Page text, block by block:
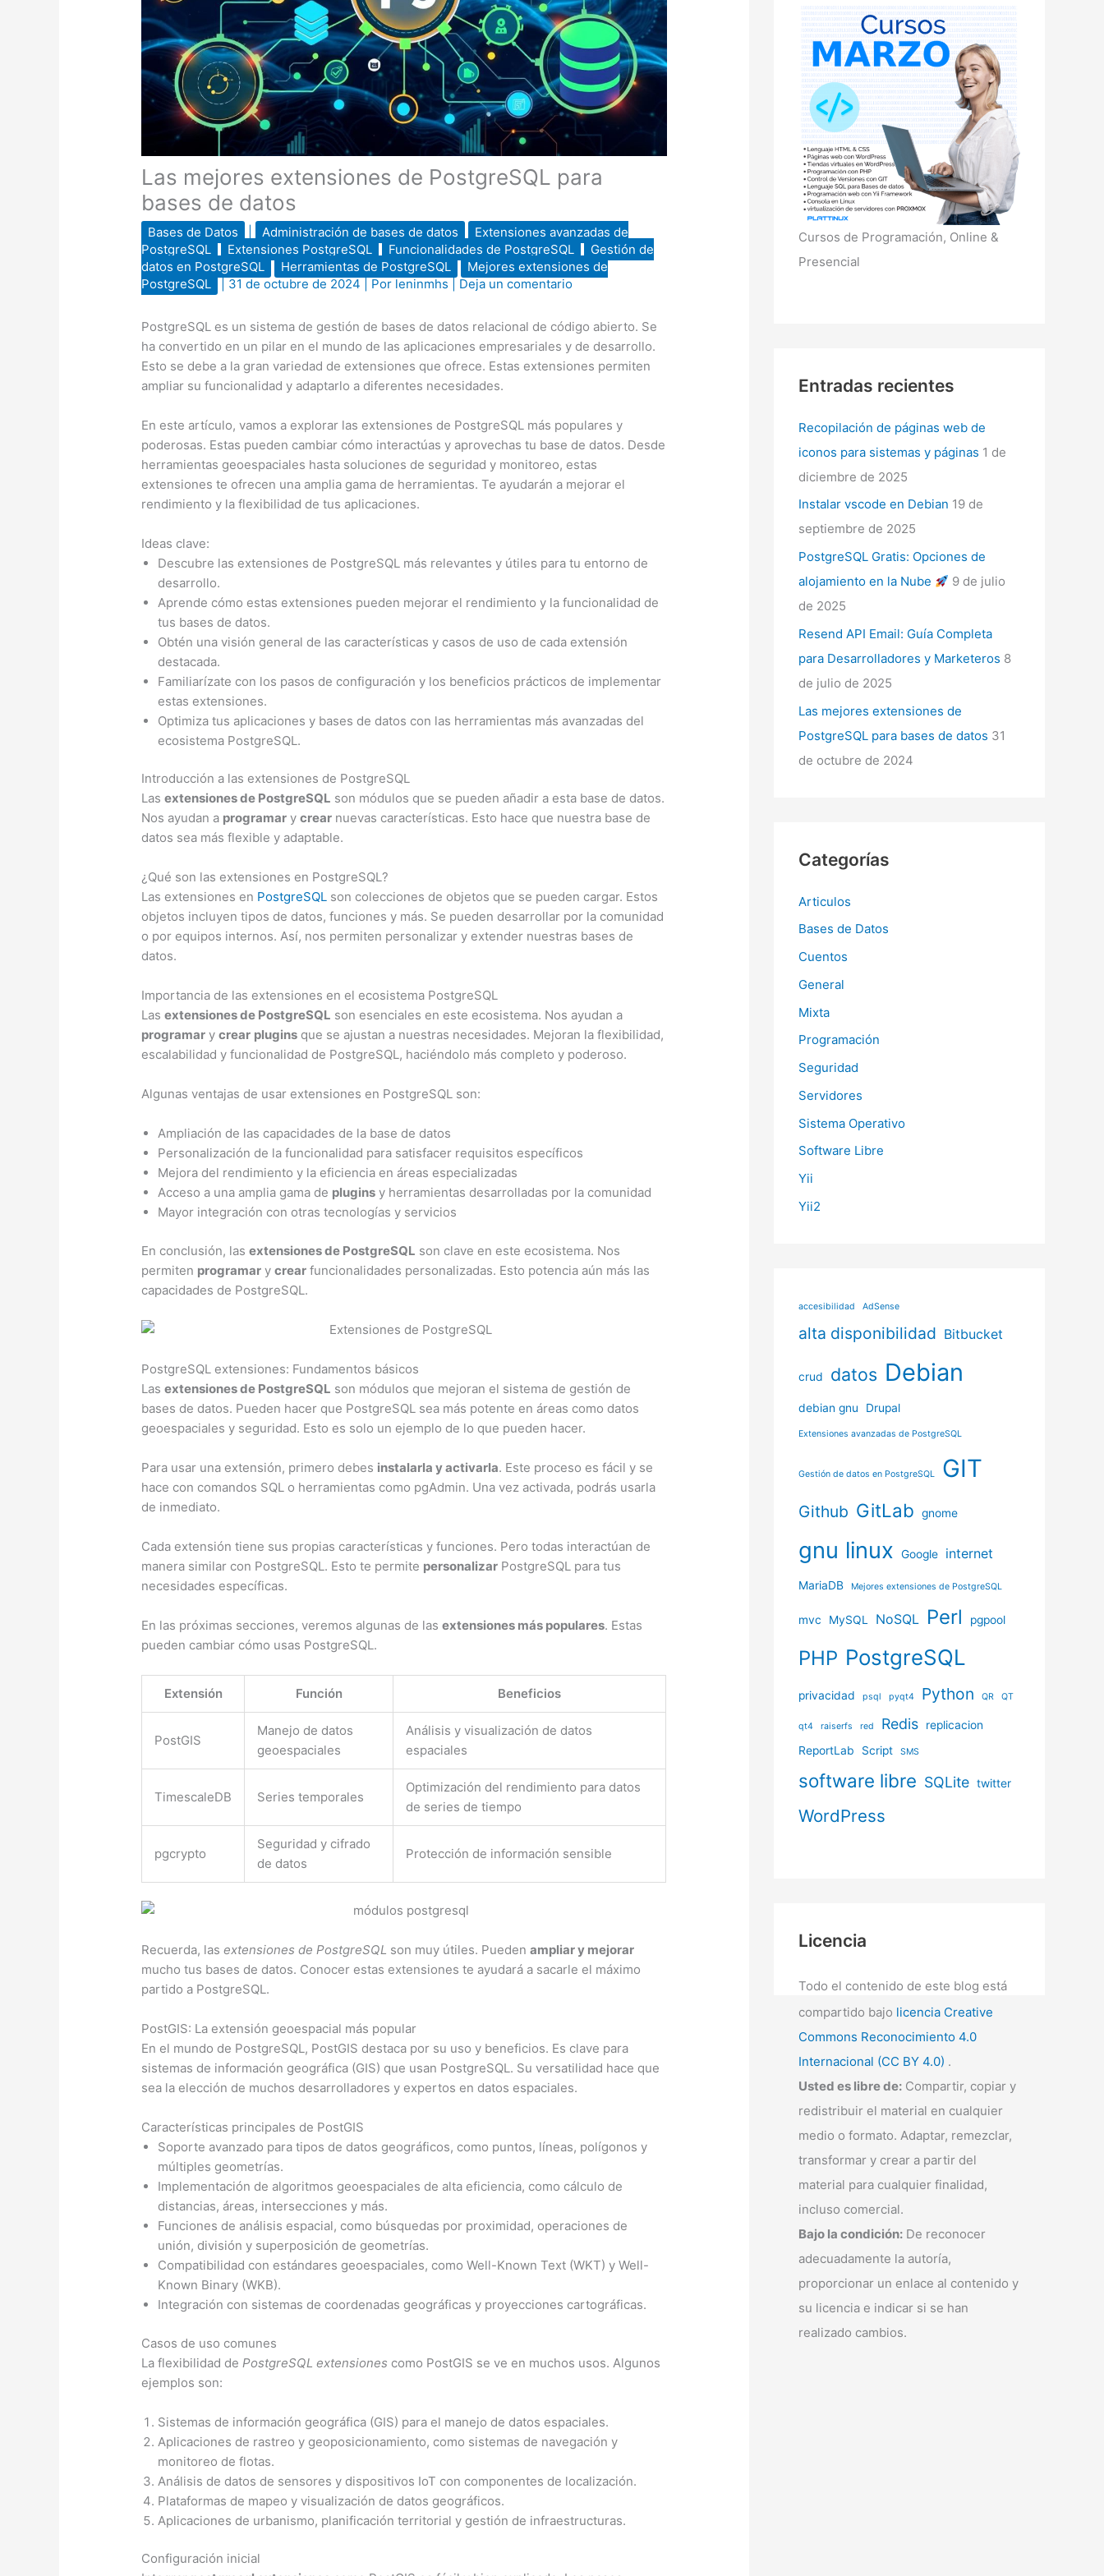
Las mejores extensiones de PostgreSQL para
bases de datos
Bases de Datos Administración de bases de datos
Extensiones avanzadas de
PostgreSQL
Extensiones PostgreSQL Funcionalidades de PostgreSQL
Gestión de
datos en PostgreSQL
Herramientas de PostgreSQL
Mejores extensiones de
PostgreSQL
31 de octubre de 2024 | Por leninmhs Deja un comentario
PostgreSQL es un sistema de gestión de bases de datos relacional de código abierto. Se
ha convertido en un pilar en el mundo de las aplicaciones empresariales y de desarrollo.
Esto se debe a la gran variedad de extensiones que ofrece. Estas extensiones permiten
ampliar su funcionalidad y adaptarlo a diferentes necesidades.
En este artículo, vamos a explorar las extensiones de PostgreSQL más populares y
poderosas. Estas pueden cambiar cómo interactúas y aprovechas tu base de datos. Desde
herramientas geoespaciales hasta soluciones de seguridad y monitoreo, estas
extensiones te ofrecen una amplia gama de herramientas. Te ayudarán a mejorar el
rendimiento y la flexibilidad de tus aplicaciones.
Ideas clave:
Descubre las extensiones de PostgreSQL más relevantes y útiles para tu entorno de
desarrollo.
Aprende cómo estas extensiones pueden mejorar el rendimiento y la funcionalidad de
tus bases de datos.
Obtén una visión general de las características y casos de uso de cada extensión
destacada.
Familiarízate con los pasos de configuración y los beneficios prácticos de implementar
estas extensiones.
Optimiza tus aplicaciones y bases de datos con las herramientas más avanzadas del
ecosistema PostgreSQL.
Introducción a las extensiones de PostgreSQL
Lasextensiones de PostgreSQL son módulos que se pueden añadir a esta base de datos.
Nos ayudan a programar ycrear nuevas características. Esto hace que nuestra base de
datos sea más flexible y adaptable.
¿Qué son las extensiones en PostgreSQL?
Las extensiones en PostgreSQL son colecciones de objetos que se pueden cargar. Estos
objetos incluyen tipos de datos, funciones y más. Se pueden desarrollar por la comunidad
o por equipos internos. Así, nos permiten personalizar y extender nuestras bases de
datos.
Importancia de las extensiones en el ecosistema PostgreSQL
Lasextensiones de PostgreSQL son esenciales en este ecosistema. Nos ayudan a
programar ycrear plugins que se ajustan a nuestras necesidades. Mejoran la flexibilidad,
escalabilidad y funcionalidad de PostgreSQL, haciéndolo más completo y poderoso.
Algunas ventajas de usar extensiones en PostgreSQL son:
Ampliación de las capacidades de la base de datos
Personalización de la funcionalidad para satisfacer requisitos específicos
Mejora del rendimiento y la eficiencia en áreas especializadas
Acceso a una amplia gama de plugins y herramientas desarrolladas por la comunidad
Mayor integración con otras tecnologías y servicios
En conclusión, lasextensiones de PostgreSQL son clave en este ecosistema. Nos
permiten programar ycrear funcionalidades personalizadas. Esto potencia aún más las
capacidades de PostgreSQL.
PostgreSQL extensiones: Fundamentos básicos
Lasextensiones de PostgreSQL son módulos que mejoran el sistema de gestión de
bases de datos. Pueden hacer que PostgreSQL sea más potente en áreas como datos
geoespaciales y seguridad. Esto es solo un ejemplo de lo que pueden hacer.
Para usar una extensión, primero debes instalarla y activarla. Este proceso es fácil y se
hace con comandos SQL o herramientas como pgAdmin. Una vez activada, podrás usarla
de inmediato.
Cada extensión tiene sus propias características y funciones. Pero todas interactúan de
manera similar con PostgreSQL. Esto te permite personalizar PostgreSQL para tus
necesidades específicas.
En las próximas secciones, veremos algunas de lasextensiones más populares. Estas
pueden cambiar cómo usas PostgreSQL.
Extensión Función Beneficios
PostGIS
Manejo de datos
geoespaciales
Análisis y visualización de datos
espaciales
TimescaleDB Series temporales
Optimización del rendimiento para datos
de series de tiempo
pgcrypto
Seguridad y cifrado
de datos
Protección de información sensible
Recuerda, lasextensiones de PostgreSQL son muy útiles. Puedenampliar y mejorar
mucho tus bases de datos. Conocer estas extensiones te ayudará a sacarle el máximo
partido a PostgreSQL.
PostGIS: La extensión geoespacial más popular
En el mundo de PostgreSQL, PostGIS destaca por su uso y beneficios. Es clave para
sistemas de información geográfica (GIS) que usan PostgreSQL. Su versatilidad hace que
sea la elección de muchos desarrolladores y expertos en datos espaciales.
Características principales de PostGIS
Soporte avanzado para tipos de datos geográficos, como puntos, líneas, polígonos y
múltiples geometrías.
Implementación de algoritmos geoespaciales de alta eficiencia, como cálculo de
distancias, áreas, intersecciones y más.
Funciones de análisis espacial, como búsquedas por proximidad, operaciones de
unión, división y superposición de geometrías.
Compatibilidad con estándares geoespaciales, como Well-Known Text (WKT) y Well-
Known Binary (WKB).
Integración con sistemas de coordenadas geográficas y proyecciones cartográficas.
Casos de uso comunes
La flexibilidad dePostgreSQL extensiones como PostGIS se ve en muchos usos. Algunos
ejemplos son:
Sistemas de información geográfica (GIS) para el manejo de datos espaciales.
Aplicaciones de rastreo y geoposicionamiento, como sistemas de navegación y
monitoreo de flotas.
Análisis de datos de sensores y dispositivos IoT con componentes de localización.
Plataformas de mapeo y visualización de datos geográficos.
Aplicaciones de urbanismo, planificación territorial y gestión de infraestructuras.
Configuración inicial
o
Cursos de Programación, Online &
Presencial
Entradas recientes
Recopilación de páginas web de
iconos para sistemas y páginas 1 de
diciembre de 2025
Instalar vscode en Debian 19 de
septiembre de 2025
PostgreSQL Gratis: Opciones de
alojamiento en la Nube
9 de julio
de 2025
Resend API Email: Guía Completa
para Desarrolladores y Marketeros 8
de julio de 2025
Las mejores extensiones de
PostgreSQL para bases de datos 31
de octubre de 2024
Categorías
Articulos
Bases de Datos
Cuentos
General
Mixta
Programación
Seguridad
Servidores
Sistema Operativo
Software Libre
Yii
Yii2
accesibilidad AdSense
alta disponibilidad Bitbucket
crud datos Debian
debian gnu Drupal
Extensiones avanzadas de PostgreSQL
Gestión de datos en PostgreSQL GIT
Github GitLab gnome
gnu linux Google internet
MariaDB Mejores extensiones de PostgreSQL
mvc MySQL NoSQL Perl pgpool
PHP PostgreSQL
privacidad psql pyqt4 Python QR QT
qt4 raiserfs red Redis
replicacion
ReportLab
Script SMS
software libre SQLite twitter
WordPress
Licencia
Todo el contenido de este blog está
compartido bajo licencia Creative
Commons Reconocimiento 4.0
Internacional (CC BY 4.0) .
Usted es libre de: Compartir, copiar y
redistribuir el material en cualquier
medio o formato. Adaptar, remezclar,
transformar y crear a partir del
material para cualquier finalidad,
incluso comercial.
Bajo la condición: De reconocer
adecuadamente la autoría,
proporcionar un enlace al contenido y
su licencia e indicar si se han
realizado cambios.